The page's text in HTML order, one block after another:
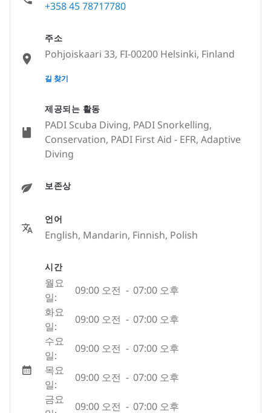
제공되는 활동
PADI Scuba Diving, PADI Snorkelling,
Conservation, PADI First Aid - EFR, Adaptive
Diving
보존상
언어
English, Mandarin, Finnish, Polish
시간
월요
일:
09:00 오전 - 07:00 오후
화요
일:
09:00 오전 - 07:00 오후
수요
일:
09:00 오전 - 07:00 오후
목요
일:
09:00 오전 - 07:00 오후
금요
09:00 오전 - 07:00 오후
+358 45 78717780
주소
Pohjoiskaari 33, FI-00200 Helsinki, Finland
None
길 찾기